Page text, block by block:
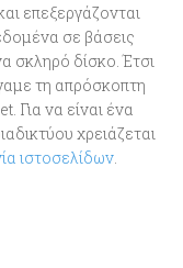
επεξεργάζονται
σε βάσεις
σκληρό δίσκο. Έτσι
τη απρόσκοπτη
Για να είναι ένα
χρειάζεται
ιστοσελίδων